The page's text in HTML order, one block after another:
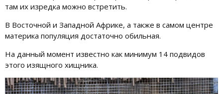
там их изредка можно встретить.
В Восточной и Западной Африке, а также в самом центре
материка популяция достаточно обильная.
На данный момент известно как минимум 14 подвидов
этого изящного хищника.